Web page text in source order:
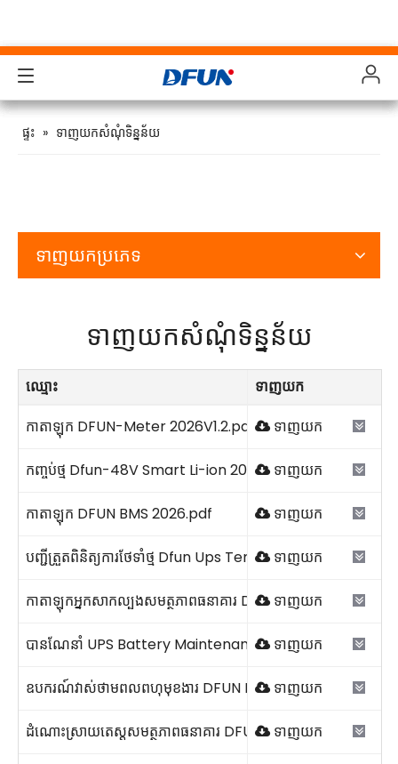
ផលិតផល
គាំទ្រ
អំពីពួកយើង
ផលិតផល
គាំទ្រ
អំពីពួកយើង
ផលិតផល
គាំទ្រ
អំពីពួកយើង
ផលិតផល
គាំទ្រ
អំពីពួកយើង
ផ្ទះ » ទាញយកសំណុំទិន្នន័យ
ទាញយកប្រភេទ
ទាញយកសំណុំទិន្នន័យ
ឈ្មោះ
ទាញយក
កាតាឡុក DFUN-Meter 2026V1.2.pdf
ទាញយក
កញ្ចប់ថ្ម Dfun-48V Smart Li-ion 2026V1.pdf
ទាញយក
កាតាឡុក DFUN BMS 2026.pdf ទាញយក
បញ្ជីត្រួតពិនិត្យការថែទាំថ្ម Dfun Ups Template.pdf
ទាញយក
កាតាឡុកអ្នកសាកល្បងសមត្ថភាពធនាគារ DFUN-Battery Bank
ទាញយក
បានណែនាំ UPS Battery Maintenance Intervals.pdf
ទាញយក
ឧបករណ៍វាស់ថាមពលពហុមុខងារ DFUN DFPM971 IoT
ទាញយក
ដំណោះស្រាយតេស្តសមត្ថភាពធនាគារ DFUN DFCT48 48V
ទាញយក